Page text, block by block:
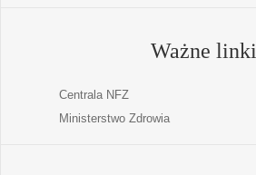
Ważne linki
Centrala NFZ
Ministerstwo Zdrowia